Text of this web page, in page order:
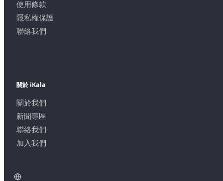
使用條款
隱私權保護
聯絡我們
關於 iKala
關於我們
新聞專區
聯絡我們
加入我們